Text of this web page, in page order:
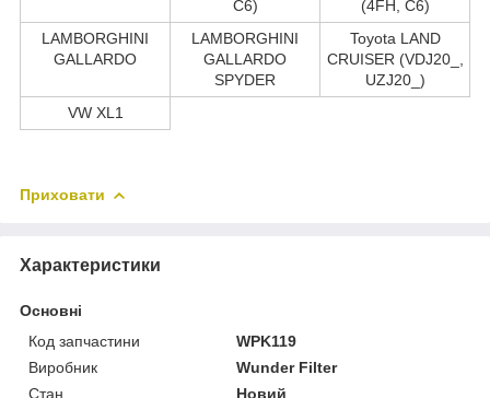
C6)
(4FH, C6)
LAMBORGHINI
GALLARDO
LAMBORGHINI
GALLARDO
SPYDER
Toyota LAND
CRUISER (VDJ20_,
UZJ20_)
VW XL1
Приховати
Характеристики
Основні
Код запчастини
WPK119
Виробник
Wunder Filter
Стан
Новий